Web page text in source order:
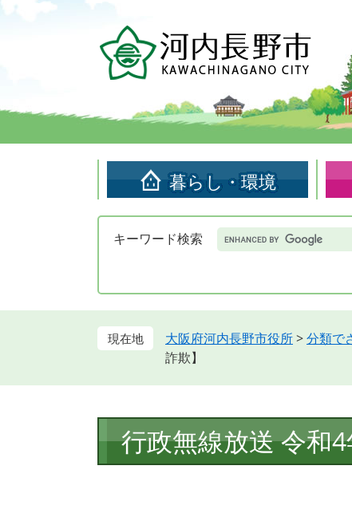
頭
す。
飛
し
暮らし・環境
キーワード検索 Google
カ
検
大阪府河内長野市役所>分類で
詐欺】
文
行政無線放送 令和